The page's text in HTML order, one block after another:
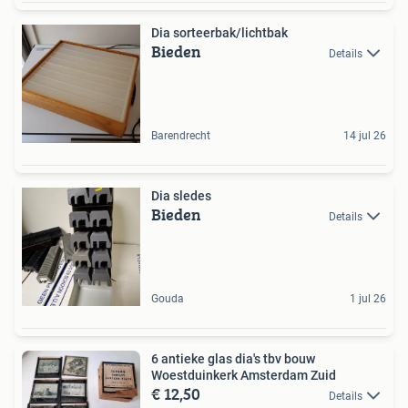
Dia sorteerbak/lichtbak
Bieden Details
Barendrecht 14 jul 26
Dia sledes
Bieden Details
Gouda 1 jul 26
6 antieke glas dia's tbv bouw
Woestduinkerk Amsterdam Zuid
€ 12,50 Details